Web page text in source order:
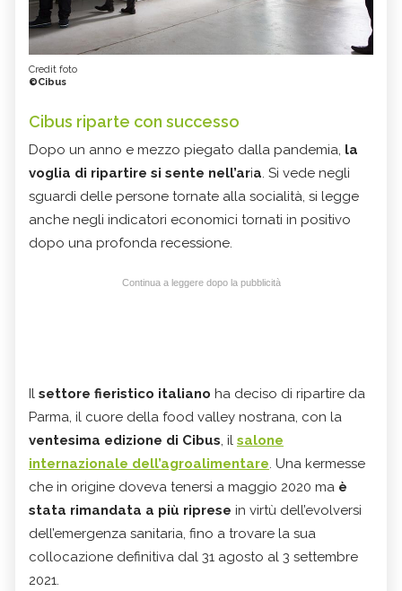
Credit foto
©Cibus
Cibus riparte con successo
Dopo un anno e mezzo piegato dalla pandemia, la
voglia di ripartire si sente nell’aria. Si vede negli
sguardi delle persone tornate alla socialità, si legge
anche negli indicatori economici tornati in positivo
dopo una profonda recessione.
Continua a leggere dopo la pubblicità
Il settore fieristico italiano ha deciso di ripartire da
Parma, il cuore della food valley nostrana, con la
ventesima edizione di Cibus, il salone
internazionale dell’agroalimentare. Una kermesse
che in origine doveva tenersi a maggio 2020 ma è
stata rimandata a più riprese in virtù dell’evolversi
dell’emergenza sanitaria, fino a trovare la sua
collocazione definitiva dal 31 agosto al 3 settembre
2021.